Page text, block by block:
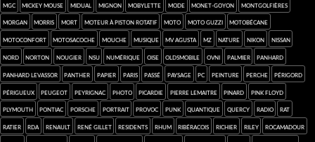
MGC Mickey Mouse Midual mignon Mobylette mode Monet-Goyon montgolfières
Morgan Morris mort moteur à piston rotatif moto Moto Guzzi Motobécane
Motoconfort Motosacoche mouche musique MV Agusta MZ nature Nikon Nissan
Nord Norton Nougier NSU numérique Oise Oldsmobile ovni Palmier Panhard
Panhard Levassor Panther papier Paris passé paysage PC Peinture Perche Périgord
Périgueux Peugeot Peyrignac photo Picardie Pierre Lemaitre pinard Pink Floyd
Plymouth Pontiac Porsche portrait provoc punk quantique Quercy radio rat
Ratier RDA Renault René Gillet Residents rhum ribéracois Richier Riley Rocamadour